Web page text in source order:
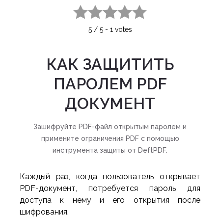
5/ 5- 1 votes
КАК ЗАЩИТИТЬ
ПАРОЛЕМ PDF
ДОКУМЕНТ
Зашифруйте PDF-файл открытым паролем и
примените ограничения PDF с помощью
инструмента защиты от DeftPDF.
Каждый раз, когда пользователь открывает
PDF-документ, потребуется пароль для
доступа к нему и его открытия после
шифрования.